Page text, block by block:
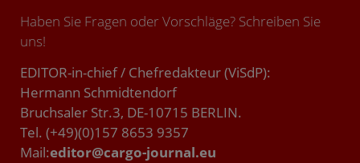
Haben Sie Fragen oder Vorschläge? Schreiben Sie
uns!
EDITOR-in-chief / Chefredakteur (ViSdP):
Hermann Schmidtendorf
Bruchsaler Str.3, DE-10715 BERLIN.
Tel. (+49)(0)157 8653 9357
Mail:editor@cargo-journal.eu